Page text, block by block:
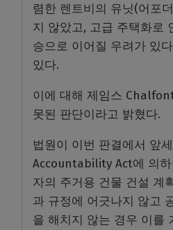
렴한 렌트비의 유닛(어포
지 않았고, 고급 주택화로
승으로 이어질 우려가 있
있다.
이에 대해 제임스
못된 판단이라고 밝혔다.
법원이 이번 판결에서 앞
Accountability Act에 의하
자의 주거용 건물 건설 계
과 규정에 어긋나지 않고
을 해치지 않는 경우 이를